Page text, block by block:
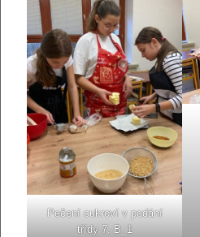
Pečení cukroví v podání
třídy 7. B_1